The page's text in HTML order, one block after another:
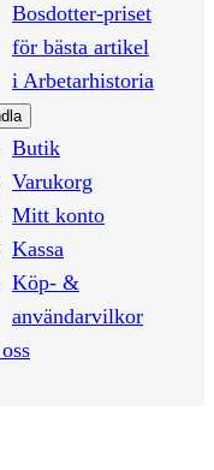
Bosdotter-priset
för bästa artikel
i Arbetarhistoria
Butik
Varukorg
Mitt konto
Kassa
Köp- &
användarvilkor